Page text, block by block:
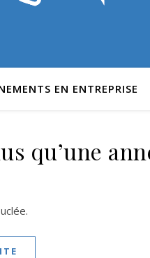
EN ENTREPRISE
qu’une